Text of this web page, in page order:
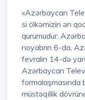
«Azərbaycan Televiziya və Radio Verilişləri» QSC-
si ölkəmizin ən
qurumudur:
noyabrın 6-da,
fevralın 14-də
Azərbaycan
formalaşmasında
müstəqillik